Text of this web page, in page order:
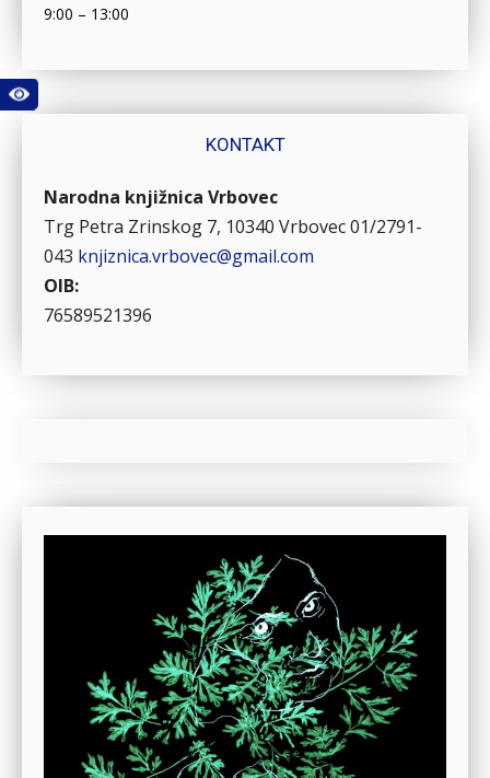
9:00 – 13:00
KONTAKT
Narodna knjižnica Vrbovec
Trg Petra Zrinskog 7, 10340 Vrbovec01/2791-
043 knjiznica.vrbovec@gmail.com
OIB:
76589521396